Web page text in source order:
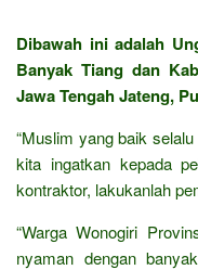
Dibawah ini adalah
Banyak Tiang dan
Jawa Tengah Jateng,
“Muslim yang baik
kita ingatkan kepada
kontraktor, lakukanlah
“Warga Wonogiri
nyaman dengan